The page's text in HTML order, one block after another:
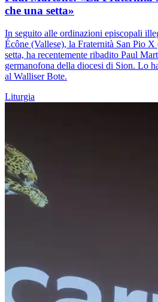
che una setta»
In seguito alle ordinazioni episcopali
Écône (Vallese), la Fraternità San Pio
setta, ha recentemente ribadito Paul
germanofona della diocesi di Sion. Lo
al Walliser Bote.
Liturgia